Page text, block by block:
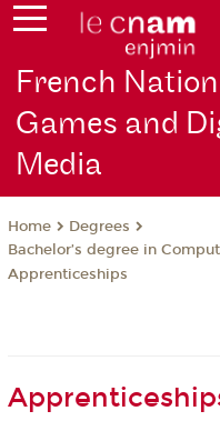
French
Games and
Media
Home
Degrees
Bachelor’s degree in
Apprenticeships